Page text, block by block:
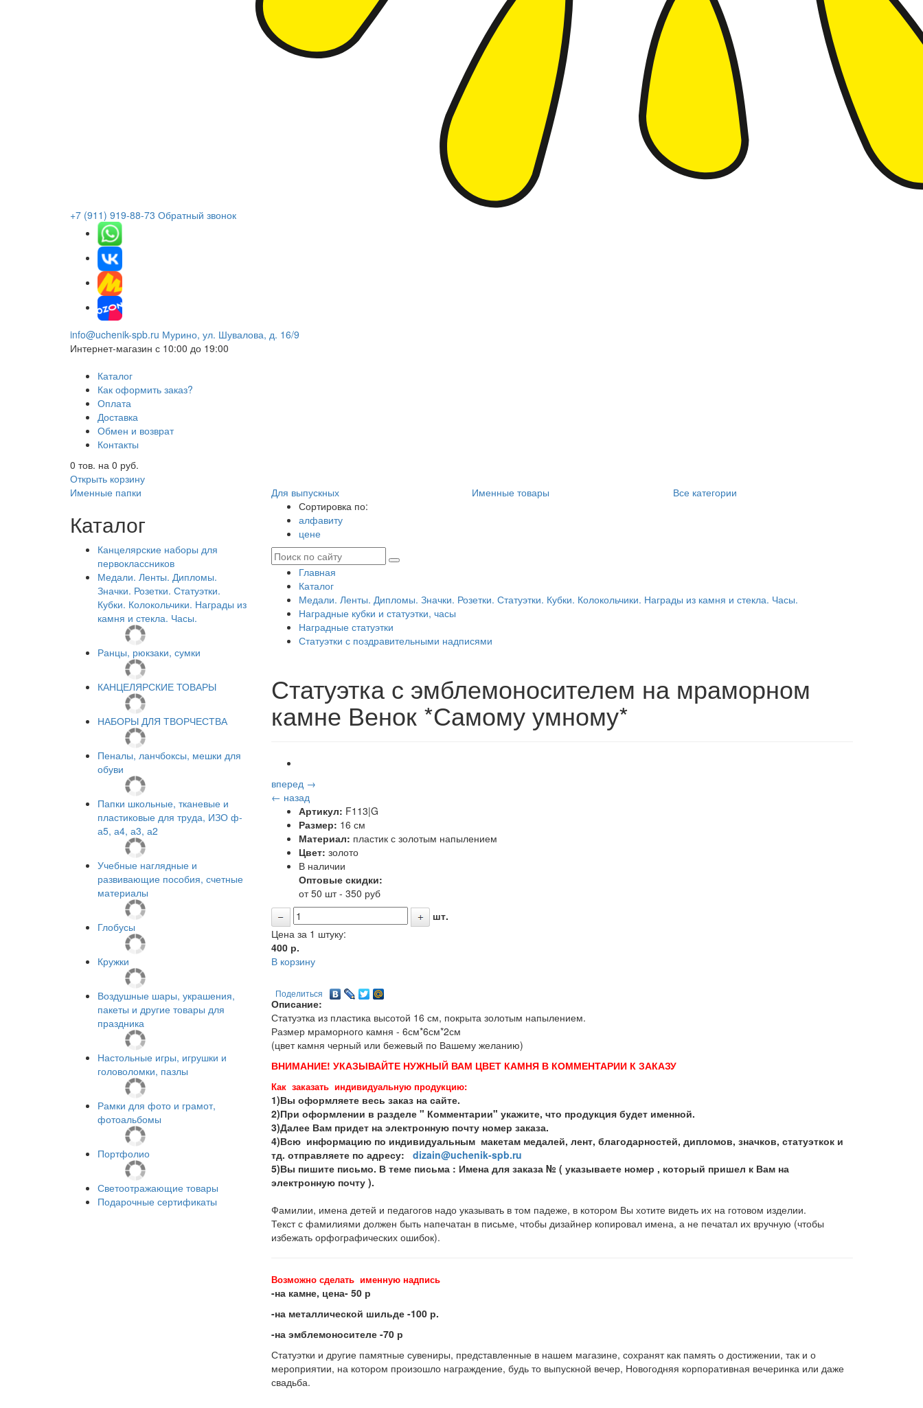
+7 (911) 919-88-73 Обратный звонок
info@uchenik-spb.ru Мурино, ул. Шувалова, д. 16/9
Интернет-магазин с 10:00 до 19:00
Каталог
Как оформить заказ?
Оплата
Доставка
Обмен и возврат
Контакты
0 тов. на 0 руб.
Открыть корзину
Именные папки
Для выпускных Именные товары Все категории
Каталог
Канцелярские наборы для
первоклассников
Медали. Ленты. Дипломы.
Значки. Розетки. Статуэтки.
Кубки. Колокольчики. Награды из
камня и стекла. Часы.
Ранцы, рюкзаки, сумки
КАНЦЕЛЯРСКИЕ ТОВАРЫ
НАБОРЫ ДЛЯ ТВОРЧЕСТВА
Пеналы, ланчбоксы, мешки для
обуви
Папки школьные, тканевые и
пластиковые для труда, ИЗО ф-
а5, а4, а3, а2
Учебные наглядные и
развивающие пособия, счетные
материалы
Глобусы
Кружки
Воздушные шары, украшения,
пакеты и другие товары для
праздника
Настольные игры, игрушки и
головоломки, пазлы
Рамки для фото и грамот,
фотоальбомы
Портфолио
Светоотражающие товары
Подарочные сертификаты
Сортировка по:
алфавиту
цене
Главная
Каталог
Медали. Ленты. Дипломы. Значки. Розетки. Статуэтки. Кубки. Колокольчики. Награды из камня и стекла. Часы.
Наградные кубки и статуэтки, часы
Наградные статуэтки
Статуэтки с поздравительными надписями
Статуэтка с эмблемоносителем на мраморном
камне Венок *Самому умному*
вперед →
← назад
Артикул: F113|G
Размер: 16 см
Материал: пластик с золотым напылением
Цвет: золото
В наличии
Оптовые скидки:
от 50 шт - 350 руб
шт.
Цена за 1 штуку:
400р.
В корзину
Поделиться
Описание:
Статуэтка из пластика высотой 16 см, покрыта золотым напылением.
Размер мраморного камня - 6см*6см*2см
(цвет камня черный или бежевый по Вашему желанию)
ВНИМАНИЕ! УКАЗЫВАЙТЕ НУЖНЫЙ ВАМ ЦВЕТ КАМНЯ В КОММЕНТАРИИ К ЗАКАЗУ
Как заказать индивидуальную продукцию:
1)Вы оформляете весь заказ на сайте.
2)При оформлении в разделе " Комментарии" укажите, что продукция будет именной.
3)Далее Вам придет на электронную почту номер заказа.
4)Всю информацию по индивидуальным макетам медалей, лент, благодарностей, дипломов, значков, статуэткок и
тд. отправляете по адресу: dizain@uchenik-spb.ru
5)Вы пишите письмо. В теме письма : Имена для заказа № ( указываете номер , который пришел к Вам на
электронную почту ).
Фамилии, имена детей и педагогов надо указывать в том падеже, в котором Вы хотите видеть их на готовом изделии.
Текст с фамилиями должен быть напечатан в письме, чтобы дизайнер копировал имена, а не печатал их вручную (чтобы
избежать орфографических ошибок).
Возможно сделать именную надпись
-на камне, цена- 50 р
-на металлической шильде -100 р.
-на эмблемоносителе -70 р
Статуэтки и другие памятные сувениры, представленные в нашем магазине, сохранят как память о достижении, так и о
мероприятии, на котором произошло награждение, будь то выпускной вечер, Новогодняя корпоративная вечеринка или даже
свадьба.